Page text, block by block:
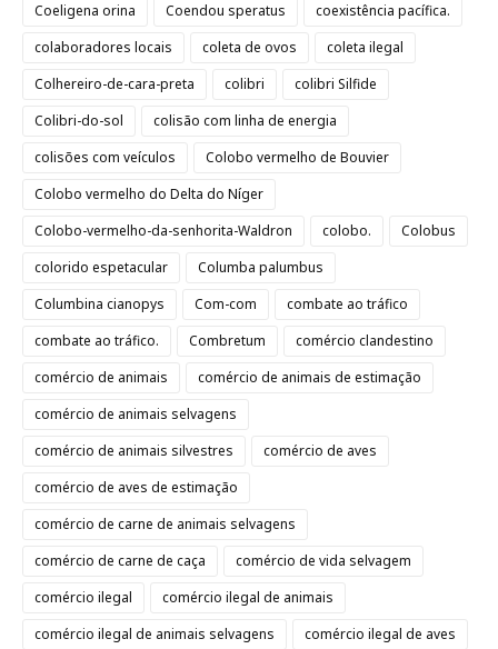
Coeligena orina
Coendou speratus
coexistência pacífica.
colaboradores locais
coleta de ovos
coleta ilegal
Colhereiro-de-cara-preta
colibri
colibri Silfide
Colibri-do-sol
colisão com linha de energia
colisões com veículos
Colobo vermelho de Bouvier
Colobo vermelho do Delta do Níger
Colobo-vermelho-da-senhorita-Waldron
colobo.
Colobus
colorido espetacular
Columba palumbus
Columbina cianopys
Com-com
combate ao tráfico
combate ao tráfico.
Combretum
comércio clandestino
comércio de animais
comércio de animais de estimação
comércio de animais selvagens
comércio de animais silvestres
comércio de aves
comércio de aves de estimação
comércio de carne de animais selvagens
comércio de carne de caça
comércio de vida selvagem
comércio ilegal
comércio ilegal de animais
comércio ilegal de animais selvagens
comércio ilegal de aves